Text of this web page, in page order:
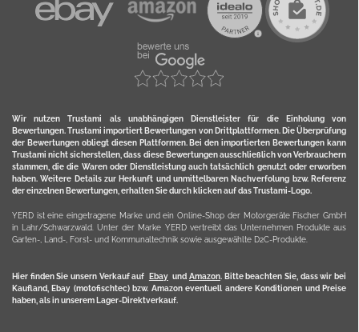
Wir nutzen Trustami als unabhängigen Dienstleister für die Einholung von
Bewertungen. Trustami importiert Bewertungen von Drittplattformen. Die Überprüfung
der Bewertungen obliegt diesen Plattformen. Bei den importierten Bewertungen kann
Trustami nicht sicherstellen, dass diese Bewertungen ausschließlich von Verbrauchern
stammen, die die Waren oder Dienstleistung auch tatsächlich genutzt oder erworben
haben. Weitere Details zur Herkunft und unmittelbaren Nachverfolung bzw. Referenz
der einzelnen Bewertungen, erhalten Sie durch klicken auf das Trustami-Logo.
YERD ist eine eingetragene Marke und ein Online-Shop der Motorgeräte Fischer GmbH
in Lahr/Schwarzwald. Unter der Marke YERD vertreibt das Unternehmen Produkte aus
Garten-, Land-, Forst- und Kommunaltechnik sowie ausgewählte D2C-Produkte.
Hier finden Sie unsern Verkauf auf Ebayund Amazon. Bitte beachten Sie, dass wir bei
Kaufland, Ebay (motofischtec) bzw. Amazon eventuell andere Konditionen und Preise
haben, als in unserem Lager-Direktverkauf.